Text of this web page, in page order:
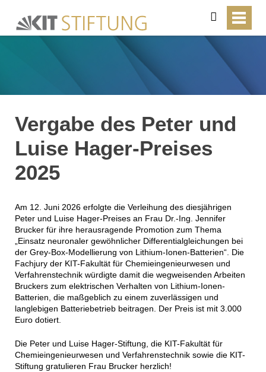
suchen
Vergabe des Peter und
Luise Hager-Preises
2025
Am 12. Juni 2026 erfolgte die Verleihung des diesjährigen
Peter und Luise Hager-Preises an Frau Dr.-Ing. Jennifer
Brucker für ihre herausragende Promotion zum Thema
„Einsatz neuronaler gewöhnlicher Differentialgleichungen bei
der Grey-Box-Modellierung von Lithium-Ionen-Batterien“. Die
Fachjury der KIT-Fakultät für Chemieingenieurwesen und
Verfahrenstechnik würdigte damit die wegweisenden Arbeiten
Bruckers zum elektrischen Verhalten von Lithium-Ionen-
Batterien, die maßgeblich zu einem zuverlässigen und
langlebigen Batteriebetrieb beitragen. Der Preis ist mit 3.000
Euro dotiert.
Die Peter und Luise Hager-Stiftung, die KIT-Fakultät für
Chemieingenieurwesen und Verfahrenstechnik sowie die KIT-
Stiftung gratulieren Frau Brucker herzlich!